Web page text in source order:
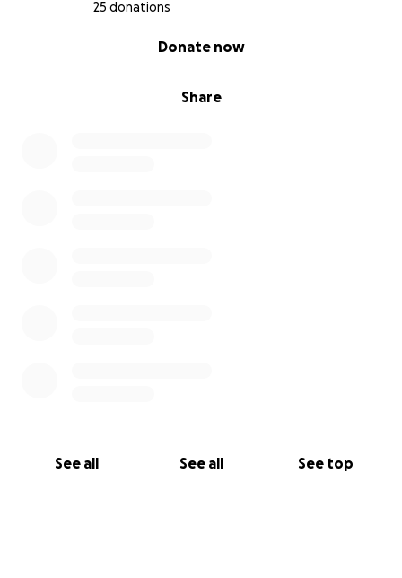
25 donations
Share
Donate now
See all See all See top